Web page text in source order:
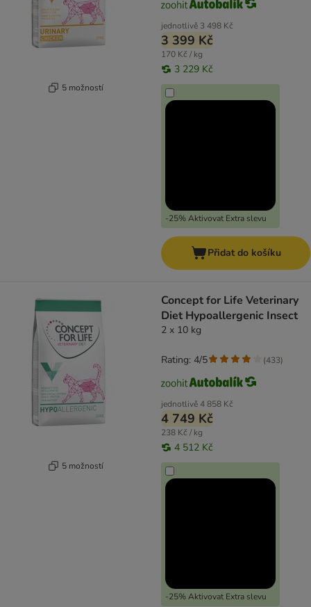
5 možností
jednotlivě 3 498 Kč
3 399 Kč
170 Kč / kg
3 229 Kč
-25% Aktivovat Extra slevu
Přidat do košíku
5 možností
Concept for Life Veterinary
Diet Hypoallergenic Insect
2 x 10 kg
jednotlivě4 858 Kč
4 749 Kč
238 Kč / kg
4 512 Kč
-25% Aktivovat Extra slevu
Rating: 4/5 (433)